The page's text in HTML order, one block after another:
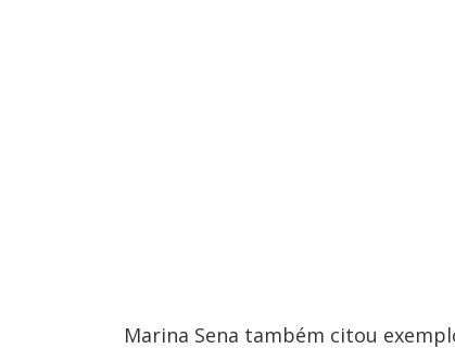
Marina Sena também citou